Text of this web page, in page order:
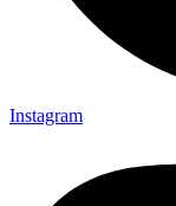
Instagram